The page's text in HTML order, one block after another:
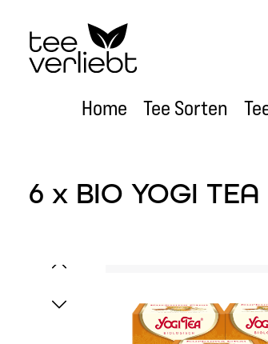
Hauptinhalt springen
Zur Hauptnavigation springen
Home Tee Sorten
6 x BIO YOGI